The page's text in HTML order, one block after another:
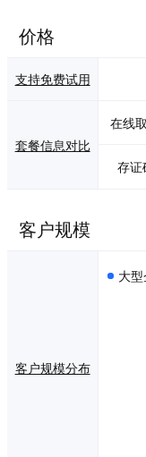
价格
支持免费试用
套餐信息对比
在线
存证
客户规模
客户规模分布
大